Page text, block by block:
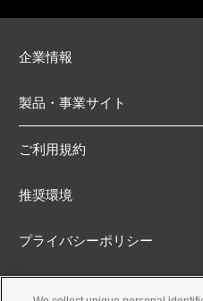
企業情報
製品・事業サイト
ご利用規約
推奨環境
プライバシーポリシー